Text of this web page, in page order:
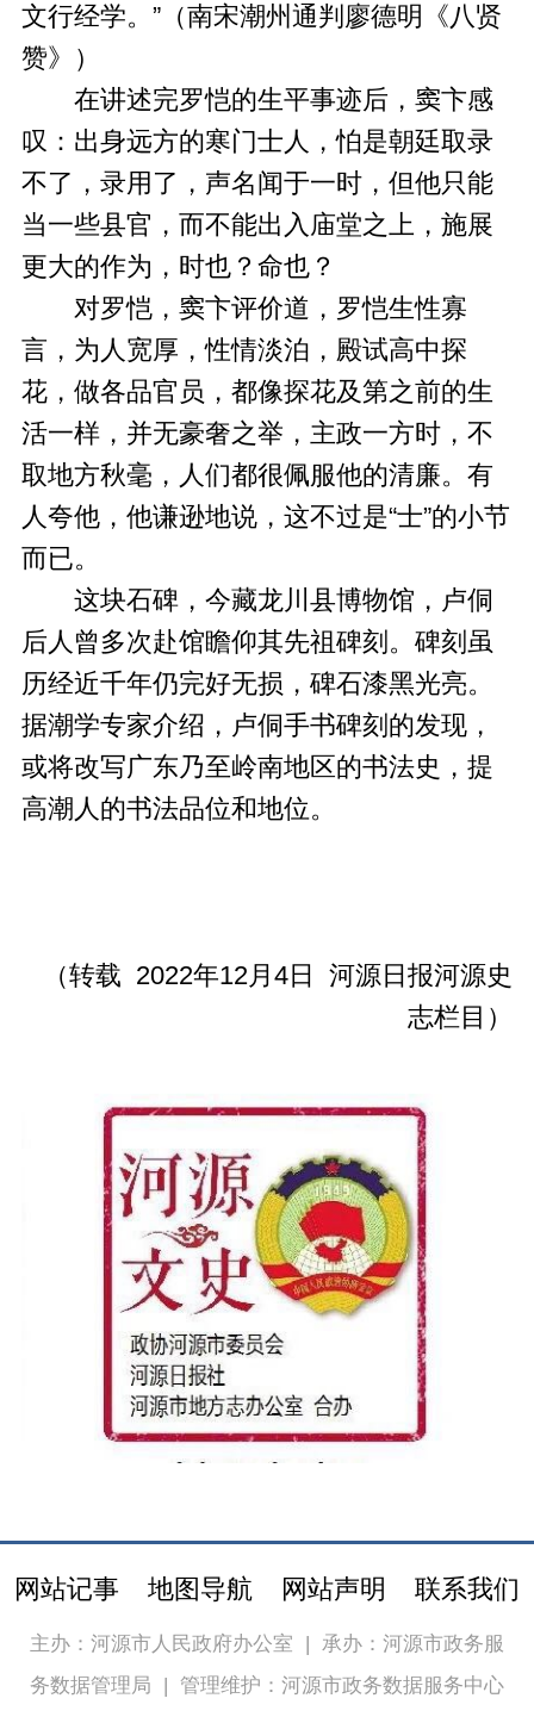
文行经学。”（南宋潮州通判廖德明《八贤
赞》）
在讲述完罗恺的生平事迹后，窦卞感
叹：出身远方的寒门士人，怕是朝廷取录
不了，录用了，声名闻于一时，但他只能
当一些县官，而不能出入庙堂之上，施展
更大的作为，时也？命也？
对罗恺，窦卞评价道，罗恺生性寡
言，为人宽厚，性情淡泊，殿试高中探
花，做各品官员，都像探花及第之前的生
活一样，并无豪奢之举，主政一方时，不
取地方秋毫，人们都很佩服他的清廉。有
人夸他，他谦逊地说，这不过是“士”的小节
而已。
这块石碑，今藏龙川县博物馆，卢侗
后人曾多次赴馆瞻仰其先祖碑刻。碑刻虽
历经近千年仍完好无损，碑石漆黑光亮。
据潮学专家介绍，卢侗手书碑刻的发现，
或将改写广东乃至岭南地区的书法史，提
高潮人的书法品位和地位。
（转载 2022年12月4日 河源日报河源史
志栏目）
网站记事 地图导航 网站声明 联系我们
主办：河源市人民政府办公室 | 承办：河源市政务服
务数据管理局 | 管理维护：河源市政务数据服务中心